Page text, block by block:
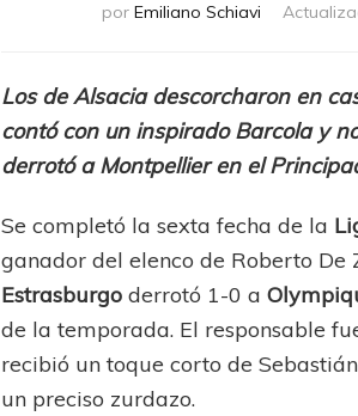
por Emiliano Schiavi
Los de Alsacia descorcharon en
contó con un inspirado Barcola y
derrotó a Montpellier en el
Se completó la sexta fecha de la
ganador del elenco de Roberto De
Estrasburgo derrotó 1-0 a
de la temporada. El responsable
recibió un toque corto de
un preciso zurdazo.